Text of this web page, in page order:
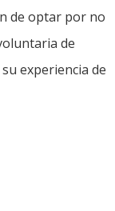
de optar por no
de
experiencia de